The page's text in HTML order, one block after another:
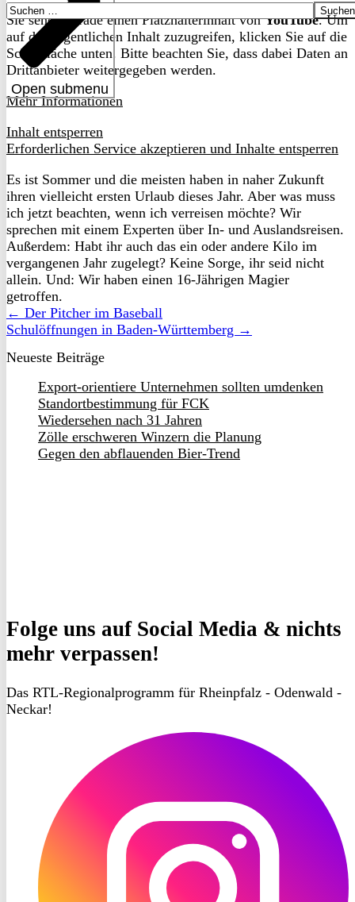
Open submenu
Suchen
nach:
Sie sehen gerade einen Platzhalterinhalt vonYouTube. Um
auf den eigentlichen Inhalt zuzugreifen, klicken Sie auf die
Schaltfläche unten. Bitte beachten Sie, dass dabei Daten an
Drittanbieter weitergegeben werden.
Mehr Informationen
Inhalt entsperren
Erforderlichen Service akzeptieren und Inhalte entsperren
Es ist Sommer und die meisten haben in naher Zukunft
ihren vielleicht ersten Urlaub dieses Jahr. Aber was muss
ich jetzt beachten, wenn ich verreisen möchte? Wir
sprechen mit einem Experten über In- und Auslandsreisen.
Außerdem: Habt ihr auch das ein oder andere Kilo im
vergangenen Jahr zugelegt? Keine Sorge, ihr seid nicht
allein. Und: Wir haben einen 16-Jährigen Magier
getroffen.
← Der Pitcher im Baseball
Schulöffnungen in Baden-Württemberg →
Neueste Beiträge
Export-orientiere Unternehmen sollten umdenken
Standortbestimmung für FCK
Wiedersehen nach 31 Jahren
Zölle erschweren Winzern die Planung
Gegen den abflauenden Bier-Trend
Folge uns auf Social Media & nichts
mehr verpassen!
Das RTL-Regionalprogramm für Rheinpfalz - Odenwald -
Neckar!
Instagram